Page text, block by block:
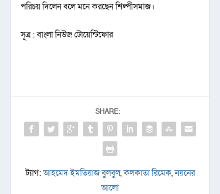
পরিচয় দিলেন বলে মনে করছেন শিল্পীসমাজ।
সূত্র : বাংলা নিউজ টোয়েন্টিফোর
SHARE:
ট্যাগ:আহমেদ ইমতিয়াজ বুলবুল,কলকাতা রিমেক,নয়নের
আলো